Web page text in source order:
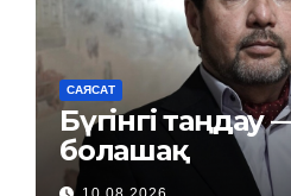
САЯСАТ
Бүгінгі таңдау
болашақ